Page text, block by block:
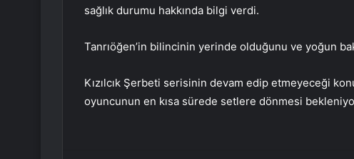
sağlık durumu hakkında bilgi verdi.
Tanrıöğen’in bilincinin yerinde olduğunu ve yoğun
Kızılcık Şerbeti serisinin devam edip etmeyeceği
oyuncunun en kısa sürede setlere dönmesi